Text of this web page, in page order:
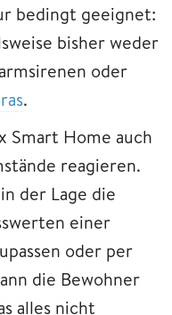
bedingt geeignet:
bisher weder
oder
.
Smart Home auch
reagieren.
der Lage die
einer
oder per
die Bewohner
alles nicht